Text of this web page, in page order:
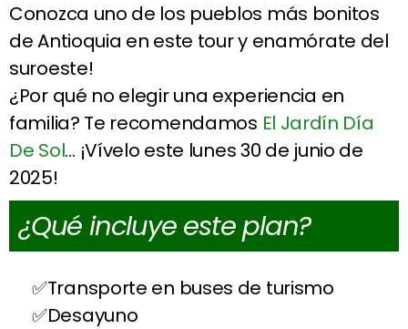
Conozca uno de los pueblos más bonitos
de Antioquia en este tour y enamórate del
suroeste!
¿Por qué no elegir una experiencia en
familia? Te recomendamos El Jardín Día
De Sol… ¡Vívelo este lunes 30 de junio de
2025!
¿Qué incluye este plan?
Transporte en buses de turismo
Desayuno